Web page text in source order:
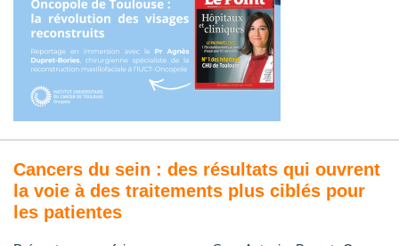
Cancers du sein : des résultats qui ouvrent
la voie à des traitements plus ciblés pour
les patientes